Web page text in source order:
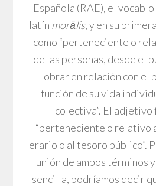
Española (RAE), el
latín morālis, y en su
como “perteneciente o
de las personas, desde el
obrar en relación con el
función de su vida
colectiva”. El adjetivo
“perteneciente o relativo
erario o al tesoro público”.
unión de ambos términos
sencilla, podríamos decir